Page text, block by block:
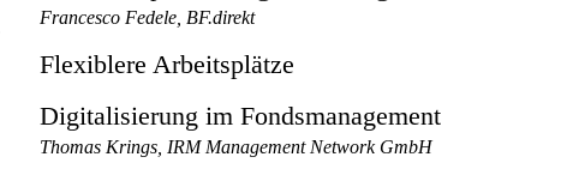
Francesco Fedele, BF.direkt
Flexiblere Arbeitsplätze
Digitalisierung im Fondsmanagement
Thomas Krings, IRM Management Network GmbH